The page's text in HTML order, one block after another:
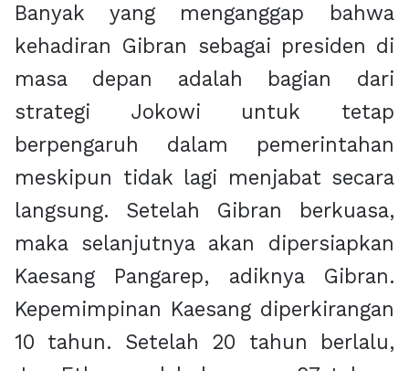
Banyak yang menganggap bahwa
kehadiran Gibran sebagai presiden di
masa depan adalah bagian dari
strategi Jokowi untuk tetap
berpengaruh dalam pemerintahan
meskipun tidak lagi menjabat secara
langsung. Setelah Gibran berkuasa,
maka selanjutnya akan dipersiapkan
Kaesang Pangarep, adiknya Gibran.
Kepemimpinan Kaesang diperkirangan
10 tahun. Setelah 20 tahun berlalu,